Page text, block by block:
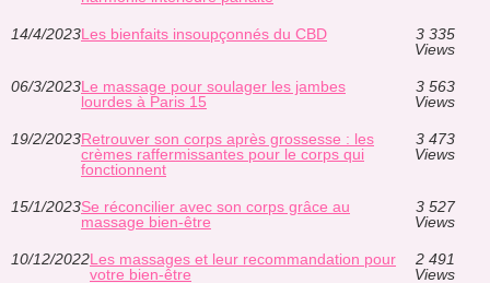
14/4/2023Les bienfaits insoupçonnés du CBD
3 335
Views
06/3/2023Le massage pour soulager les jambes
lourdes à Paris 15
3 563
Views
19/2/2023Retrouver son corps après grossesse : les
crèmes raffermissantes pour le corps qui
fonctionnent
3 473
Views
15/1/2023Se réconcilier avec son corps grâce au
massage bien-être
3 527
Views
10/12/2022Les massages et leur recommandation pour
votre bien-être
2 491
Views